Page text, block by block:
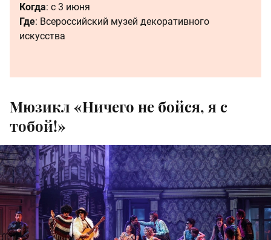
Когда: с 3 июня
Где: Всероссийский музей декоративного
искусства
Мюзикл «Ничего не бойся, я с
тобой!»